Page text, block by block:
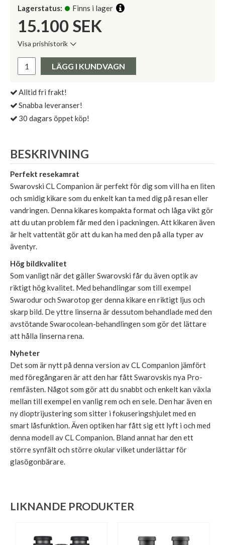
Lagerstatus: Finns i lager
15.100 SEK
Visa prishistorik
Pris:
LÄGG I KUNDVAGN
Alltid fri frakt!
Snabba leveranser!
30 dagars öppet köp!
BESKRIVNING
Perfekt resekamrat
Swarovski CL Companion är perfekt för dig som vill ha en liten
och smidig kikare som du enkelt kan ta med dig på resan eller
vandringen. Denna kikares kompakta format och låga vikt gör
att du utan problem får med den i packningen. Att kikaren även
är helt vattentät gör att du kan ha med den på alla typer av
äventyr.
Hög bildkvalitet
Som vanligt när det gäller Swarovski får du även optik av
riktigt hög kvalitet. Med behandlingar som till exempel
Swarodur och Swarotop ger denna kikare en riktigt ljus och
skarp bild. De yttre linserna är dessutom behandlade med den
avstötande Swarocolean-behandlingen som gör det lättare
att hålla linserna rena.
Nyheter
Det som är nytt på denna version av CL Companion jämfört
med föregångaren är att den har fått Swarovskis nya Pro-
remfästen. Något som gör att du snabbt och enkelt kan växla
mellan till exempel en vanlig rem och en sele. Den har även en
ny dioptrijustering som sitter i fokuseringshjulet med en
smart låsfunktion. Även optiken har fått sig ett lyft i och med
denna modell av CL Companion. Bland annat har den ett
större synfält och större okular vilket underlättar för
glasögonbärare.
LIKNANDE PRODUKTER